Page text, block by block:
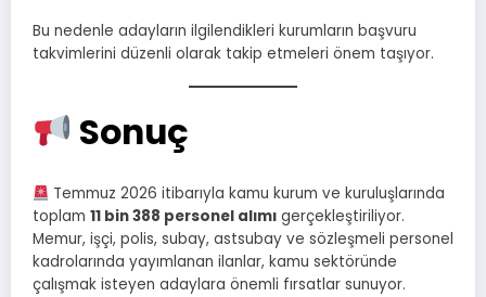
Bu nedenle adayların ilgilendikleri kurumların başvuru
takvimlerini düzenli olarak takip etmeleri önem taşıyor.
Sonuç
Temmuz 2026 itibarıyla kamu kurum ve kuruluşlarında
toplam 11 bin 388 personel alımı gerçekleştiriliyor.
Memur, işçi, polis, subay, astsubay ve sözleşmeli personel
kadrolarında yayımlanan ilanlar, kamu sektöründe
çalışmak isteyen adaylara önemli fırsatlar sunuyor.